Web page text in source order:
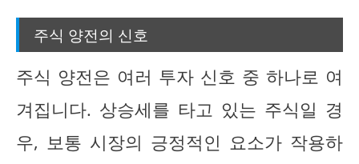
주식 양전의 신호
주식 양전은 여러 투자 신호 중 하나로 여
겨집니다. 상승세를 타고 있는 주식일 경
우, 보통 시장의 긍정적인 요소가 작용하